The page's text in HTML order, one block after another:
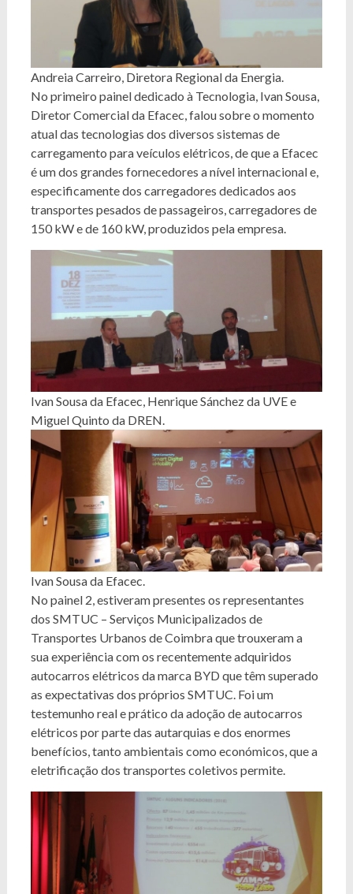
Andreia Carreiro, Diretora Regional da Energia.
No primeiro painel dedicado à Tecnologia, Ivan Sousa,
Diretor Comercial da Efacec, falou sobre o momento
atual das tecnologias dos diversos sistemas de
carregamento para veículos elétricos, de que a Efacec
é um dos grandes fornecedores a nível internacional e,
especificamente dos carregadores dedicados aos
transportes pesados de passageiros, carregadores de
150 kW e de 160 kW, produzidos pela empresa.
Ivan Sousa da Efacec, Henrique Sánchez da UVE e
Miguel Quinto da DREN.
Ivan Sousa da Efacec.
No painel 2, estiveram presentes os representantes
dos SMTUC – Serviços Municipalizados de
Transportes Urbanos de Coimbra que trouxeram a
sua experiência com os recentemente adquiridos
autocarros elétricos da marca BYD que têm superado
as expectativas dos próprios SMTUC. Foi um
testemunho real e prático da adoção de autocarros
elétricos por parte das autarquias e dos enormes
benefícios, tanto ambientais como económicos, que a
eletrificação dos transportes coletivos permite.